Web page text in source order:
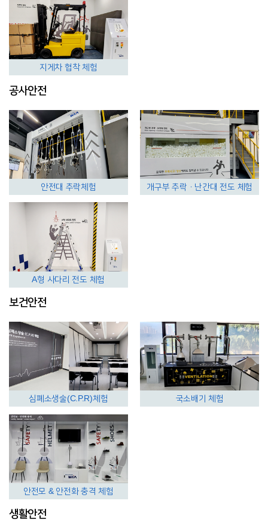
지게차 협착 체험
공사안전
안전대 추락체험 개구부 추락ㆍ난간대 전도 체험
A형 사다리 전도 체험
보건안전
심폐소생술(C.P.R)체험 국소배기 체험
안전모 & 안전화 충격 체험
생활안전